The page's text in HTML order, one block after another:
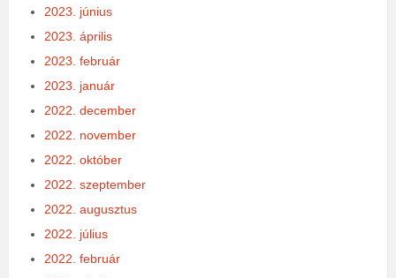
2023. június
2023. április
2023. február
2023. január
2022. december
2022. november
2022. október
2022. szeptember
2022. augusztus
2022. július
2022. február